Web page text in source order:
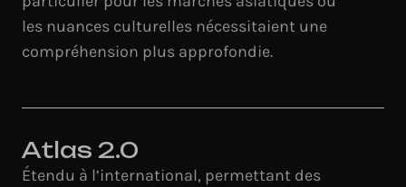
les nuances culturelles nécessitaient une
compréhension plus approfondie.
Atlas 2.0
Étendu à l’international, permettant des